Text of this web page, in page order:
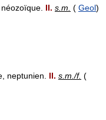
II. s.m. ( Geol)
neptunien. II. s.m./f. (